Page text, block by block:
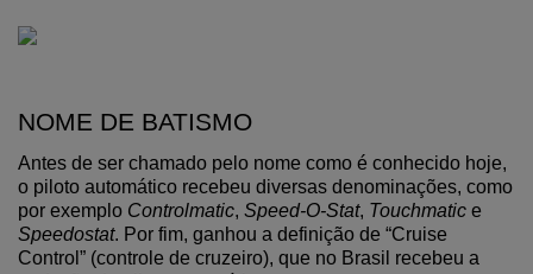
NOME DE BATISMO
Antes de ser chamado pelo nome como é conhecido hoje,
o piloto automático recebeu diversas denominações, como
por exemplo Controlmatic, Speed-O-Stat, Touchmatic
Speedostat. Por fim, ganhou a definição de “Cruise
Control” (controle de cruzeiro), que no Brasil recebeu a